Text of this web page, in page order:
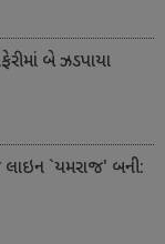
બે ઝડપાયા
લાઇન `યમરાજ' બની: